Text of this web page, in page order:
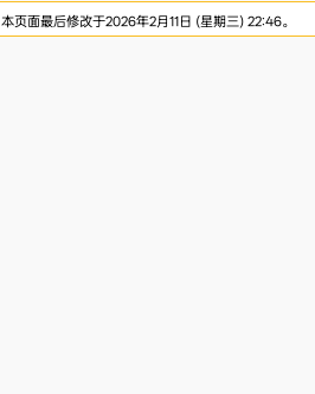
本页面最后修改于2026年2月11日 (星期三) 22:46。